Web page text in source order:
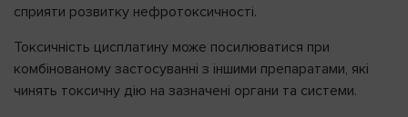
сприяти розвитку нефротоксичності.
Токсичність цисплатину може посилюватися при
комбінованому застосуванні з іншими препаратами, які
чинять токсичну дію на зазначені органи та системи.